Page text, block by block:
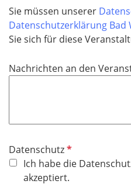
f
e
Sie müssen unserer
Datenschutzerklärung Bad
Sie sich für diese
Nachrichten an den
DatenschutzP
f
l
Ich habe die
akzeptiert.